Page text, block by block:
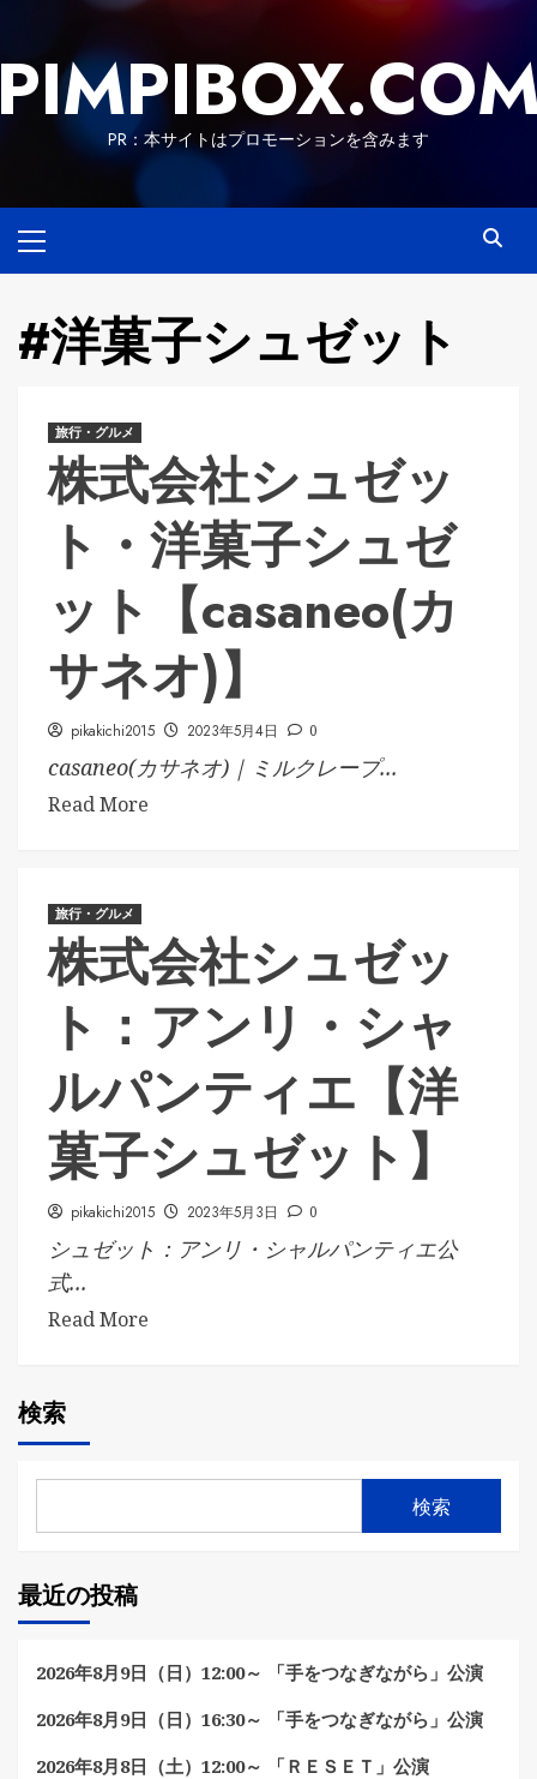
content
PR：本サイトはプロモーションを含みます
Menu
#洋菓子シュゼット
旅行・グルメ
株式会社シュゼッ
ト・洋菓子シュゼ
ット【casaneo(カ
サネオ)】
pikakichi2015 2023年5月4日 0
casaneo(カサネオ)｜ミルクレープ...
Read More
旅行・グルメ
株式会社シュゼッ
ト：アンリ・シャ
ルパンティエ【洋
菓子シュゼット】
pikakichi2015 2023年5月3日 0
シュゼット：アンリ・シャルパンティエ公
式...
Read More
検索
検索
最近の投稿
2026年8月9日（日）12:00～ 「手をつなぎながら」公演
2026年8月9日（日）16:30～ 「手をつなぎながら」公演
2026年8月8日（土）12:00～ 「ＲＥＳＥＴ」公演